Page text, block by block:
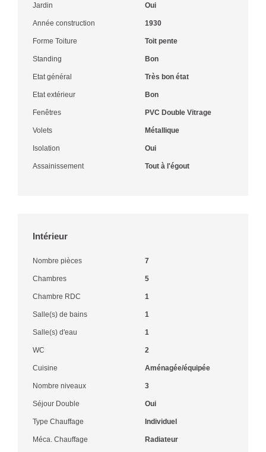
Jardin Oui
Année construction 1930
Forme Toiture Toit pente
Standing Bon
Etat général Très bon état
Etat extérieur Bon
Fenêtres PVC Double Vitrage
Volets Métallique
Isolation Oui
Assainissement Tout à l'égout
Intérieur
Nombre pièces 7
Chambres 5
Chambre RDC 1
Salle(s) de bains 1
Salle(s) d'eau 1
WC 2
Cuisine Aménagée/équipée
Nombre niveaux 3
Séjour Double Oui
Type Chauffage Individuel
Méca. Chauffage Radiateur